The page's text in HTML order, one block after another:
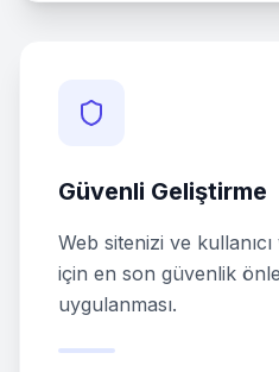
Güvenli Geliştirme
Web sitenizi ve
için en son güvenlik
uygulanması.